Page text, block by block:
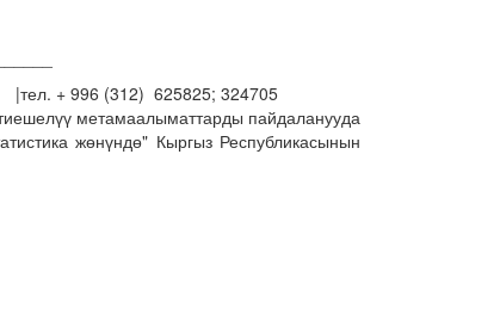
+ 996 (312) 625825; 324705
метамаалыматтарды пайдаланууда
жөнүндө" Кыргыз Республикасынын